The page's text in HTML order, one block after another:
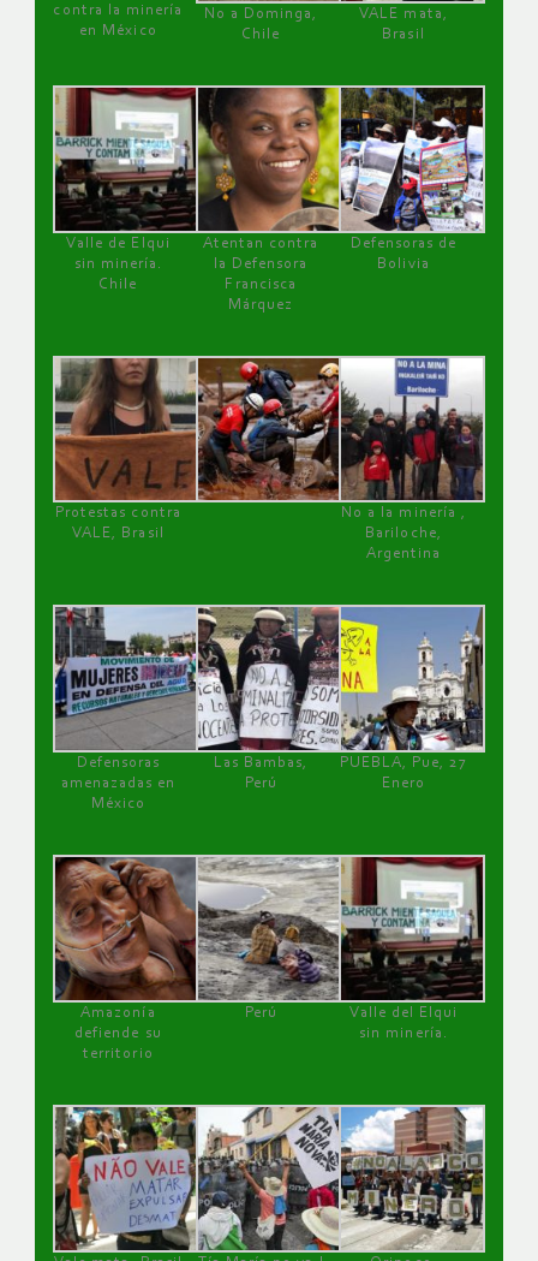
contra la minería
en México
No a Dominga,
Chile
VALE mata,
Brasil
Valle de Elqui
sin minería.
Chile
Atentan contra
la Defensora
Francisca
Márquez
Defensoras de
Bolivia
Protestas contra
VALE, Brasil
No a la minería ,
Bariloche,
Argentina
Defensoras
amenazadas en
México
Las Bambas,
Perú
PUEBLA, Pue, 27
Enero
Amazonía
defiende su
territorio
Perú
Valle del Elqui
sin minería.